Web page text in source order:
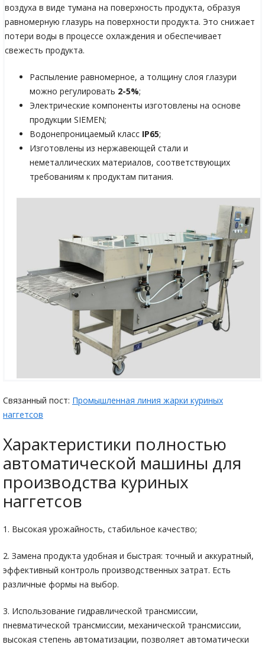
воздуха в виде тумана на поверхность продукта, образуя
равномерную глазурь на поверхности продукта. Это снижает
потери воды в процессе охлаждения и обеспечивает
свежесть продукта.
Распыление равномерное, а толщину слоя глазури
можно регулировать 2-5%;
Электрические компоненты изготовлены на основе
продукции SIEMEN;
Водонепроницаемый класс IP65;
Изготовлены из нержавеющей стали и
неметаллических материалов, соответствующих
требованиям к продуктам питания.
Связанный пост: Промышленная линия жарки куриных
наггетсов
Характеристики полностью
автоматической машины для
производства куриных
наггетсов
1. Высокая урожайность, стабильное качество;
2. Замена продукта удобная и быстрая: точный и аккуратный,
эффективный контроль производственных затрат. Есть
различные формы на выбор.
3. Использование гидравлической трансмиссии,
пневматической трансмиссии, механической трансмиссии,
высокая степень автоматизации, позволяет автоматически